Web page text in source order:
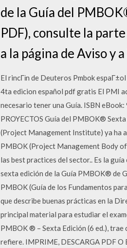
de la Guía del
PDF), consulte la
a la página de Aviso y
El rincГіn de Deuteros Pmbok
4ta edicion español pdf gratis El PMI
necesario tener una Guía. ISBN
PROYECTOS Guía del PMBOK®
(Project Management Institute) ya ha
PMBOK (Project Management Body
las best practices del sector.. Es la
sexta edición de la Guía PMBOK® de
PMBOK (Guía de los Fundamentos
que describe buenas prácticas en la
principal material para estudiar el
PMBOK ® – Sexta Edición (6 ed.), trae
refiere. IMPRIME, DESCARGA PDF